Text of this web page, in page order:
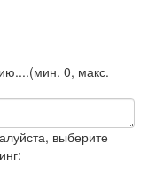
0, макс.
выберите